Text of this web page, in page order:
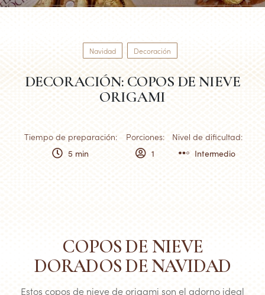
Navidad Decoración
DECORACIÓN: COPOS DE NIEVE
ORIGAMI
Tiempo de preparación: Porciones:
Nivel de dificultad:
5 min
1 Intermedio
COPOS DE NIEVE
DORADOS DE NAVIDAD
Estos copos de nieve de origami son el adorno ideal